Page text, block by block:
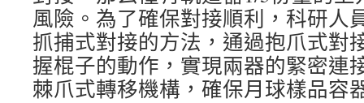
風險。為了確保對接順利，科研人
抓捕式對接的方法，通過抱爪式對
握棍子的動作，實現兩器的緊密連
棘爪式轉移機構，確保月球樣品容